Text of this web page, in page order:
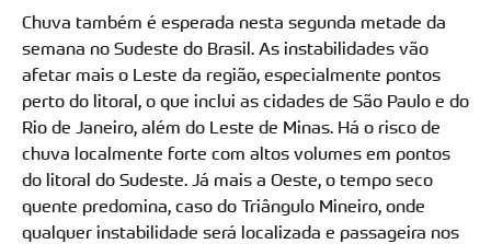
Chuva também é esperada nesta segunda metade da
semana no Sudeste do Brasil. As instabilidades vão
afetar mais o Leste da região, especialmente pontos
perto do litoral, o que inclui as cidades de São Paulo e do
Rio de Janeiro, além do Leste de Minas. Há o risco de
chuva localmente forte com altos volumes em pontos
do litoral do Sudeste. Já mais a Oeste, o tempo seco
quente predomina, caso do Triângulo Mineiro, onde
qualquer instabilidade será localizada e passageira nos